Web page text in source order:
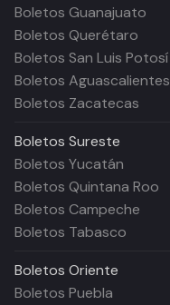
Boletos Guanajuato
Boletos Querétaro
Boletos San Luis Potosí
Boletos Aguascalientes
Boletos Zacatecas
Boletos Sureste
Boletos Yucatán
Boletos Quintana Roo
Boletos Campeche
Boletos Tabasco
Boletos Oriente
Boletos Puebla